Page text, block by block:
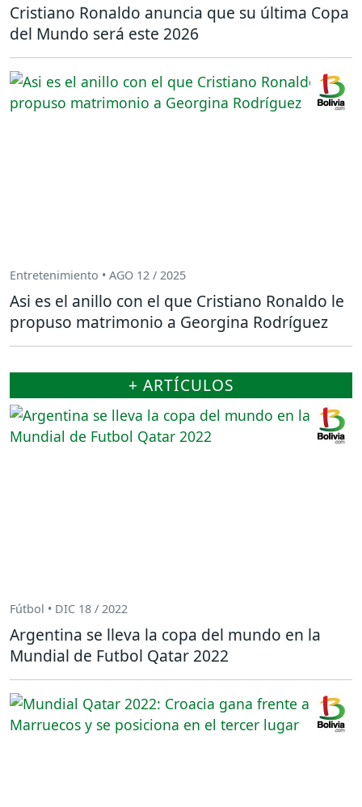
Cristiano Ronaldo anuncia que su última Copa
del Mundo será este 2026
Entretenimiento • AGO 12 / 2025
Asi es el anillo con el que Cristiano Ronaldo le
propuso matrimonio a Georgina Rodríguez
+ ARTÍCULOS
Fútbol • DIC 18 / 2022
Argentina se lleva la copa del mundo en la
Mundial de Futbol Qatar 2022